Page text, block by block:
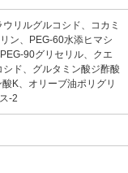
リルグルコシド、コカミ
ン、PEG-60水添ヒマシ
90グリセリル、クエ
ド、グルタミン酸ジ酢酸
K、オリーブ油ポリグリ
-2